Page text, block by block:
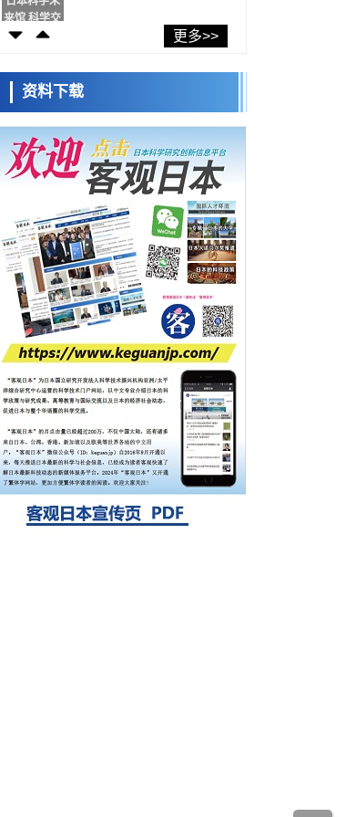
促进青年研究人员赴海外开展研究
经济・社会
铁道综研新任理事长芦谷公稔：依托超导和
科学研究
东京大学通过叶绿体基因组编辑技术强化碳
固定酶，成功提高光合作用能力与生产力
藤田医科大学等成功鉴定出非结核分枝杆菌
生存的必需基因，首次揭示该基因的必要性
因菌株而异
经济・社会
【AI法下篇】如何应对AI的不可控性——中
央大学平野晋教授专访
科学研究
【JST事业成果】开发低成本与低功耗的新型
AI处理器
政策
日本科研费增设国际共同研究强化新类别，
促进青年研究人员赴海外开展研究
经济・社会
铁道综研新任理事长芦谷公稔：依托超导和
防灾等核心优势服务社会
科学研究
东京大学通过叶绿体基因组编辑技术强化碳
固定酶，成功提高光合作用能力与生产力
科学研究
藤田医科大学等成功鉴定出非结核分枝杆菌
生存的必需基因，首次揭示该基因的必要性
因菌株而异
来馆 科学交
流员
小岩井忠道
更多>>
资料下载